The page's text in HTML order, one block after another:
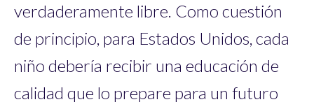
verdaderamente libre. Como cuestión
de principio, para Estados Unidos, cada
niño debería recibir una educación de
calidad que lo prepare para un futuro